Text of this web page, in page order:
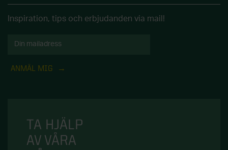
Inspiration, tips och erbjudanden via mail!
ANMÄL MIG
TA HJÄLP
AV VÅRA